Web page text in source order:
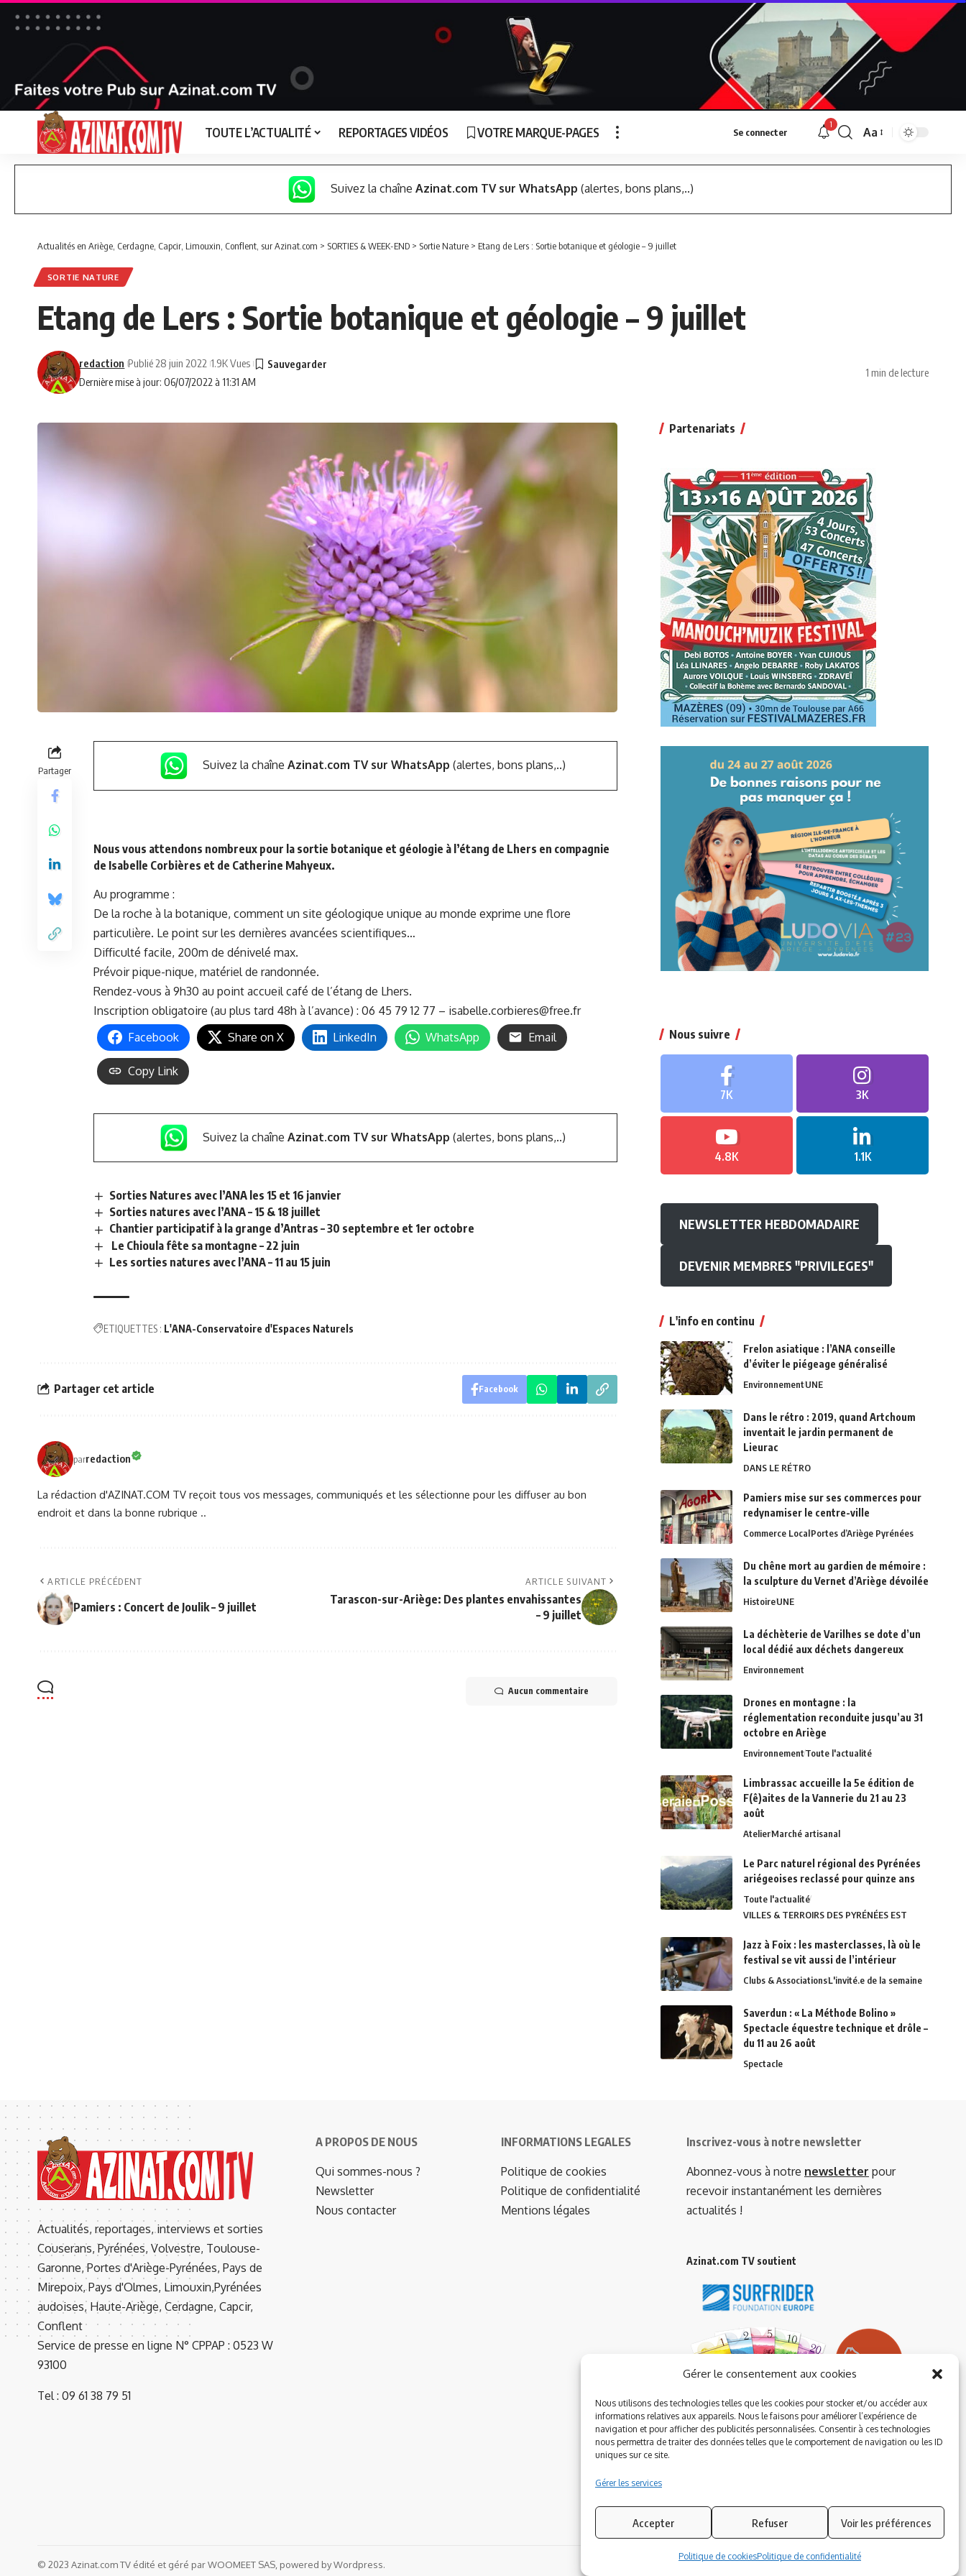
Gérer le consentement aux cookies
Nous utilisons des technologies telles que les cookies pour stocker et/ou accéder aux
informations relatives aux appareils. Nous le faisons pour améliorer l’expérience de
navigation et pour afficher des publicités personnalisées. Consentir à ces technologies
nous permettra de traiter des données telles que le comportement de navigation ou les ID
uniques sur ce site.
Gérer les services
Accepter Refuser Voir les préférences
Politique de cookiesPolitique de confidentialité
TOUTE L’ACTUALITÉ REPORTAGES VIDÉOS VOTRE MARQUE-PAGES Se connecter
1
Font
Aa
Suivez la chaîne Azinat.com TV sur WhatsApp (alertes, bons plans,..)
Actualités en Ariège, Cerdagne, Capcir, Limouxin, Conflent, sur Azinat.com > SORTIES & WEEK-END > Sortie Nature > Etang de Lers : Sortie botanique et géologie – 9 juillet
SORTIE NATURE
Etang de Lers : Sortie botanique et géologie – 9 juillet
Dernière mise à jour: 06/07/2022 à 11:31 AM
redaction Publié 28 juin 2022 1.9K Vues
1 min de lecture
Partager Suivez la chaîne Azinat.com TV sur WhatsApp (alertes, bons plans,..)
Nous vous attendons nombreux pour la sortie botanique et géologie à l’étang de Lhers en compagnie
de Isabelle Corbières et de Catherine Mahyeux.
Au programme :
De la roche à la botanique, comment un site géologique unique au monde exprime une flore
particulière. Le point sur les dernières avancées scientifiques…
Difficulté facile, 200m de dénivelé max.
Prévoir pique-nique, matériel de randonnée.
Rendez-vous à 9h30 au point accueil café de l’étang de Lhers.
Inscription obligatoire (au plus tard 48h à l’avance) : 06 45 79 12 77 – isabelle.corbieres@free.fr
Facebook
Share on X LinkedIn WhatsApp Email
Copy Link
Suivez la chaîne Azinat.com TV sur WhatsApp (alertes, bons plans,..)
Sorties Natures avec l’ANA les 15 et 16 janvier
Sorties natures avec l’ANA – 15 & 18 juillet
Chantier participatif à la grange d’Antras – 30 septembre et 1er octobre
Le Chioula fête sa montagne – 22 juin
Les sorties natures avec l’ANA – 11 au 15 juin
ETIQUETTES : L'ANA-Conservatoire d'Espaces Naturels
Partager cet article Facebook
parredaction
La rédaction d'AZINAT.COM TV reçoit tous vos messages, communiqués et les sélectionne pour les diffuser au bon
endroit et dans la bonne rubrique ..
ARTICLE PRÉCÉDENT
Pamiers : Concert de Joulik – 9 juillet
ARTICLE SUIVANT
Tarascon-sur-Ariège: Des plantes envahissantes
– 9 juillet
Aucun commentaire
Partenariats
Nous suivre
7K 3K
4.8K 1.1K
NEWSLETTER HEBDOMADAIRE
DEVENIR MEMBRES "PRIVILEGES"
L'info en continu
Frelon asiatique : l’ANA conseille
d’éviter le piégeage généralisé
EnvironnementUNE
Dans le rétro : 2019, quand Artchoum
inventait le jardin permanent de
Lieurac
DANS LE RÉTRO
Pamiers mise sur ses commerces pour
redynamiser le centre-ville
Commerce LocalPortes d’Ariège Pyrénées
Du chêne mort au gardien de mémoire :
la sculpture du Vernet d’Ariège dévoilée
HistoireUNE
La déchèterie de Varilhes se dote d’un
local dédié aux déchets dangereux
Environnement
Drones en montagne : la
réglementation reconduite jusqu’au 31
octobre en Ariège
EnvironnementToute l'actualité
Limbrassac accueille la 5e édition de
F(ê)aites de la Vannerie du 21 au 23
août
AtelierMarché artisanal
Le Parc naturel régional des Pyrénées
ariégeoises reclassé pour quinze ans
Toute l'actualité
VILLES & TERROIRS DES PYRÉNÉES EST
Jazz à Foix : les masterclasses, là où le
festival se vit aussi de l’intérieur
Clubs & AssociationsL'invité.e de la semaine
Saverdun : « La Méthode Bolino »
Spectacle équestre technique et drôle –
du 11 au 26 août
Spectacle
Actualités, reportages, interviews et sorties
Couserans, Pyrénées, Volvestre, Toulouse-
Garonne, Portes d'Ariège-Pyrénées, Pays de
Mirepoix, Pays d'Olmes, Limouxin,Pyrénées
audoises, Haute-Ariège, Cerdagne, Capcir,
Conflent
Service de presse en ligne N° CPPAP : 0523 W
93100
Tel : 09 61 38 79 51
A PROPOS DE NOUS
Qui sommes-nous ?
Newsletter
Nous contacter
INFORMATIONS LEGALES
Politique de cookies
Politique de confidentialité
Mentions légales
Inscrivez-vous à notre newsletter
Abonnez-vous à notre newsletter pour
recevoir instantanément les dernières
actualités !
Azinat.com TV soutient
Suivez-nous
© 2023 Azinat.com TV édité et géré par WOOMEET SAS, powered by Wordpress.